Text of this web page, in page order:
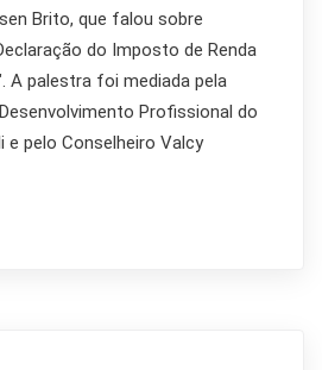
Brito, que falou sobre
do Imposto de Renda
A palestra foi mediada pela
Profissional do
e pelo Conselheiro Valcy